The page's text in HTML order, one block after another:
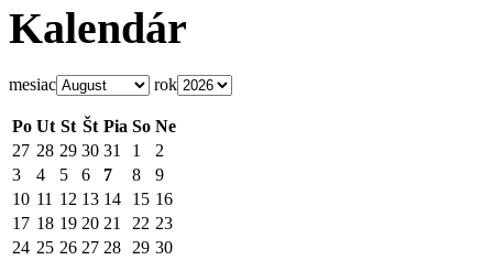
Kalendár
mesiac rok
Po Ut St Št Pia So Ne
27 28 29 30 31 1
2
3
4 5 6 7 8
9
10 11 12 13 14 15 16
17 18 19 20 21 22 23
24 25 26 27 28 29 30